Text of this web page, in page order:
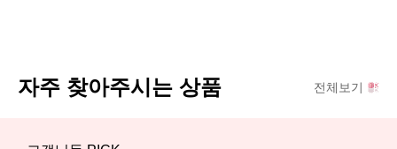
자주 찾아주시는 상품 전체보기